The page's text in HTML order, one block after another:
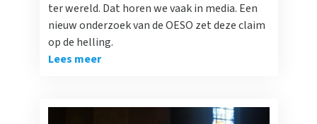
ter wereld. Dat horen we vaak in media. Een
nieuw onderzoek van de OESO zet deze claim
op de helling.
Lees meer